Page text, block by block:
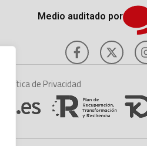
Medio auditado por
Política de Privacidad